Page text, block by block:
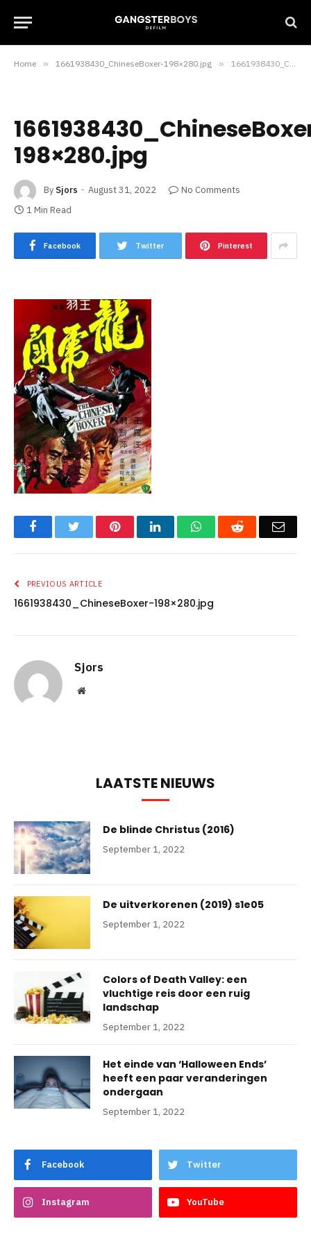
Home » 1661938430_ChineseBoxer-198×280.jpg » 1661938430_ChineseBoxer-198×280.jpg
198×280.jpg
By Sjors August 31, 2022
No Comments
1 Min Read
Facebook Twitter Pinterest
FacebookTwitter PinterestLinkedInWhatsAppReddit
PREVIOUS ARTICLE
1661938430_ChineseBoxer-198×280.jpg
Sjors
Website
LAATSTE NIEUWS
De blinde Christus (2016)
September 1, 2022
De uitverkorenen (2019) s1e05
September 1, 2022
Colors of Death Valley: een
vluchtige reis door een ruig
landschap
September 1, 2022
Het einde van ‘Halloween Ends’
heeft een paar veranderingen
ondergaan
September 1, 2022
Facebook Twitter
Instagram YouTube